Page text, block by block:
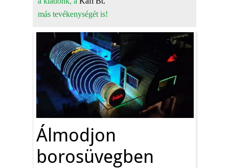
más tevékenységét is!
Álmodjon
borosüvegben